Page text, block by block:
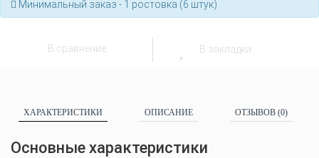
Минимальный заказ - 1 ростовка (6 штук)
В сравнение В закладки
ХАРАКТЕРИСТИКИ ОПИСАНИЕ ОТЗЫВОВ (0)
Основные характеристики